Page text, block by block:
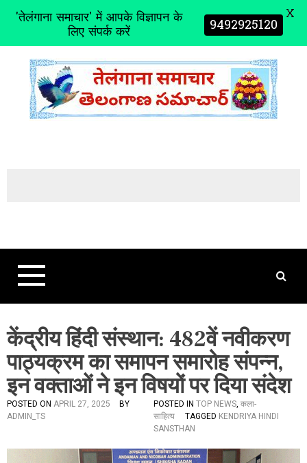
t
केंद्रीय हिंदी संस्थान: 482वें नवीकरण
पाठ्यक्रम का समापन समारोह संपन्न,
इन वक्ताओं ने इन विषयों पर दिया संदेश
POSTED ON APRIL 27, 2025
BY
ADMIN_TS
POSTED IN TOP NEWS, कला-
साहित्य
TAGGED KENDRIYA HINDI
SANSTHAN
'तेलंगाना समाचार' में आपके विज्ञापन के
लिए संपर्क करें 9492925120 X